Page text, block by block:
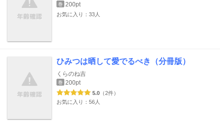
巻 200pt
お気に入り：33人
ひみつは晒して愛でるべき（分冊版）
くらのね吉
巻 200pt
5.0 （2件）
お気に入り：56人